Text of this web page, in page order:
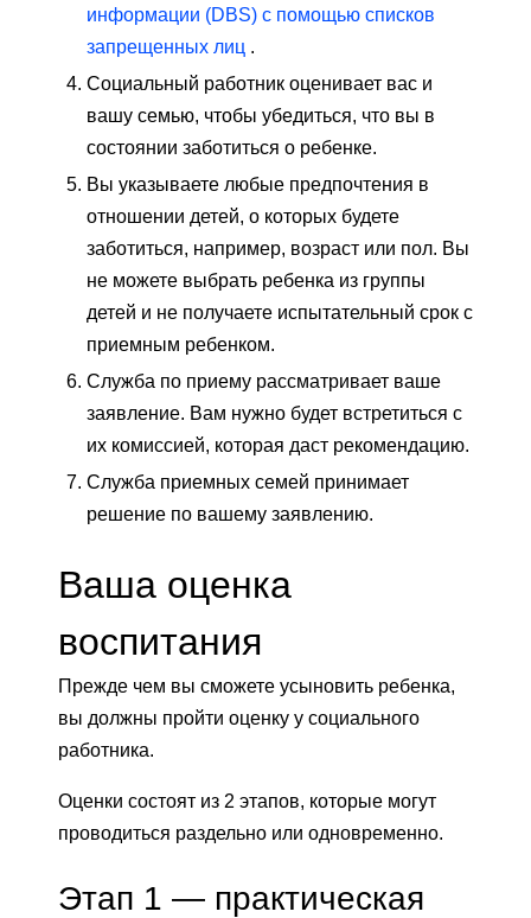
информации (DBS) с помощью списков
запрещенных лиц .
Социальный работник оценивает вас и
вашу семью, чтобы убедиться, что вы в
состоянии заботиться о ребенке.
Вы указываете любые предпочтения в
отношении детей, о которых будете
заботиться, например, возраст или пол. Вы
не можете выбрать ребенка из группы
детей и не получаете испытательный срок с
приемным ребенком.
Служба по приему рассматривает ваше
заявление. Вам нужно будет встретиться с
их комиссией, которая даст рекомендацию.
Служба приемных семей принимает
решение по вашему заявлению.
Ваша оценка
воспитания
Прежде чем вы сможете усыновить ребенка,
вы должны пройти оценку у социального
работника.
Оценки состоят из 2 этапов, которые могут
проводиться раздельно или одновременно.
Этап 1 — практическая